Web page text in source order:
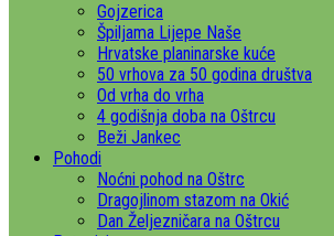
Gojzerica
Špiljama Lijepe Naše
Hrvatske planinarske kuće
50 vrhova za 50 godina društva
Od vrha do vrha
4 godišnja doba na Oštrcu
Beži Jankec
Pohodi
Noćni pohod na Oštrc
Dragojlinom stazom na Okić
Dan Željezničara na Oštrcu